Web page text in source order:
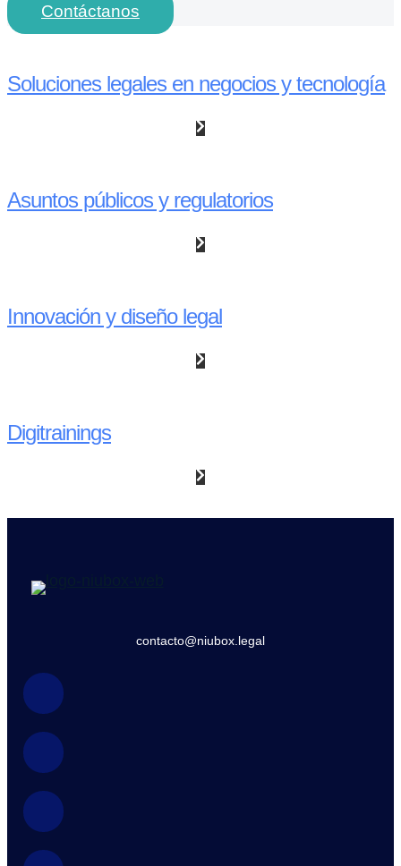
Contáctanos
Soluciones legales en negocios y tecnología
Asuntos públicos y regulatorios
Innovación y diseño legal
Digitrainings
contacto@niubox.legal